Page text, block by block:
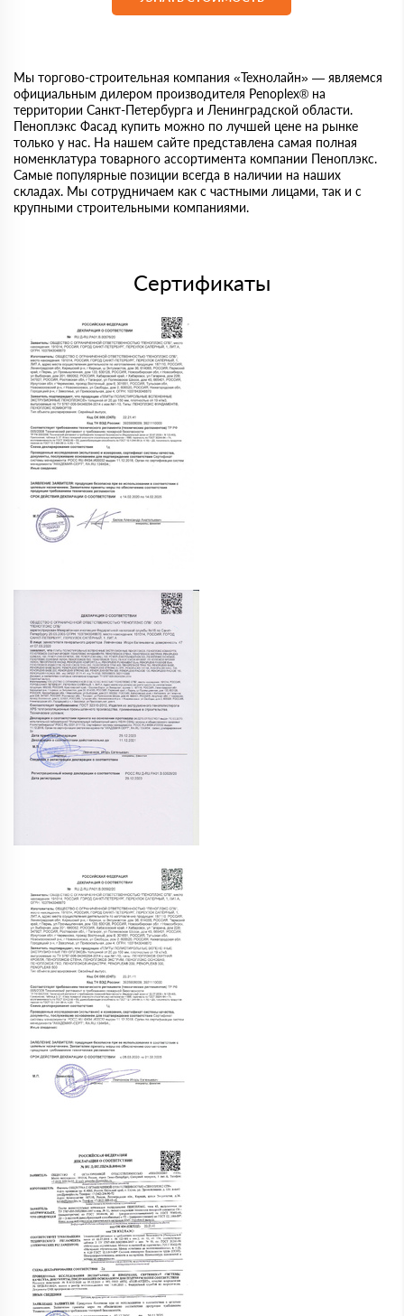
Мы торгово-строительная компания «Технолайн» — являемся
официальным дилером производителя Penoplex® на
территории Санкт-Петербурга и Ленинградской области.
Пеноплэкс Фасад купить можно по лучшей цене на рынке
только у нас. На нашем сайте представлена самая полная
номенклатура товарного ассортимента компании Пеноплэкс.
Самые популярные позиции всегда в наличии на наших
складах. Мы сотрудничаем как с частными лицами, так и с
крупными строительными компаниями.
Сертификаты